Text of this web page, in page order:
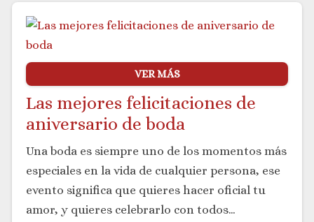
VER MÁS
Las mejores felicitaciones de
aniversario de boda
Una boda es siempre uno de los momentos más
especiales en la vida de cualquier persona, ese
evento significa que quieres hacer oficial tu
amor, y quieres celebrarlo con todos…